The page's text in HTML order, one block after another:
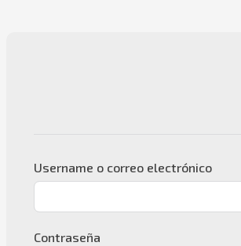
Username o correo electrónico
Contraseña